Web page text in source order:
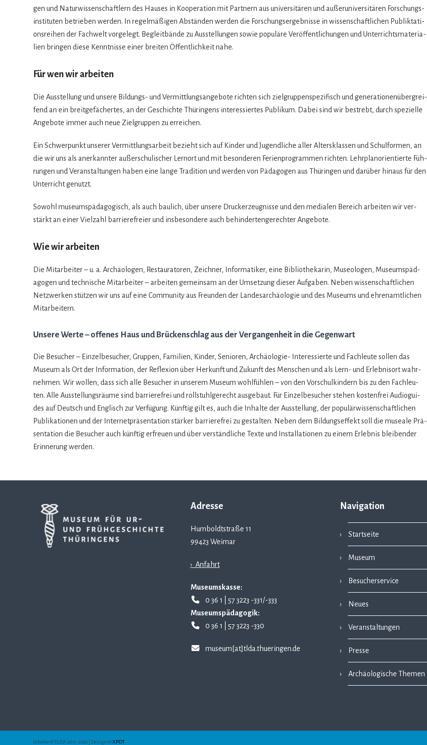
gen und Natur­wis­sen­schaft­lern des Hau­ses in Koope­ra­tion mit Part­nern aus uni­ver­si­tä­ren und außer­uni­ver­si­tä­ren For­schungs­
in­sti­tu­ten betrie­ben wer­den. In regel­mä­ßi­gen Abstän­den wer­den die For­schungs­er­geb­nisse in wis­sen­schaft­li­chen Publik­ta­ti­
ons­rei­hen der Fach­welt vor­ge­legt. Begleit­bände zu Aus­stel­lun­gen sowie popu­läre Ver­öf­fent­li­chun­gen und Unter­richts­ma­te­ria­
lien brin­gen diese Kennt­nisse einer brei­ten Öffent­lich­keit nahe.
Für wen wir arbeiten
Die Aus­stel­lung und unsere Bil­dungs- und Ver­mitt­lungs­an­ge­bote rich­ten sich ziel­grup­pen­spe­zi­fisch und gene­ra­tio­nen­über­grei­
fend an ein breit­ge­fä­cher­tes, an der Geschichte Thü­rin­gens inter­es­sier­tes Publi­kum. Dabei sind wir bestrebt, durch spe­zi­elle
Ange­bote immer auch neue Ziel­grup­pen zu erreichen.
Ein Schwer­punkt unse­rer Ver­mitt­lungs­ar­beit bezieht sich auf Kin­der und Jugend­li­che aller Alters­klas­sen und Schul­for­men, an
die wir uns als aner­kann­ter außer­schu­li­scher Lern­ort und mit beson­de­ren Feri­en­pro­gram­men rich­ten. Lehr­plan­ori­en­tierte Füh­
run­gen und Ver­an­stal­tun­gen haben eine lange Tra­di­tion und wer­den von Päd­ago­gen aus Thü­rin­gen und dar­über hin­aus für den
Unter­richt genutzt.
Sowohl muse­ums­päd­ago­gisch, als auch bau­lich, über unsere Druckerzeug­nisse und den media­len Bereich arbei­ten wir ver­
stärkt an einer Viel­zahl bar­rie­re­freier und ins­be­son­dere auch behin­der­ten­ge­rech­ter Angebote.
Wie wir arbeiten
Die Mit­ar­bei­ter – u. a. Archäo­lo­gen, Restau­ra­to­ren, Zeich­ner, Infor­ma­ti­ker, eine Biblio­the­ka­rin, Museo­lo­gen, Muse­ums­päd­
ago­gen und tech­ni­sche Mit­ar­bei­ter – arbei­ten gemein­sam an der Umset­zung die­ser Auf­ga­ben. Neben wis­sen­schaft­li­chen
Netz­wer­ken stüt­zen wir uns auf eine Com­mu­nity aus Freun­den der Lan­des­ar­chäo­lo­gie und des Muse­ums und ehren­amt­li­chen
Mitarbeitern.
Unsere Werte – offenes Haus und Brückenschlag aus der Vergangenheit in die Gegenwart
Die Besu­cher – Ein­zel­be­su­cher, Grup­pen, Fami­lien, Kin­der, Senio­ren, Archäo­lo­gie- Inter­es­sierte und Fach­leute sol­len das
Museum als Ort der Infor­ma­tion, der Refle­xion über Her­kunft und Zukunft des Men­schen und als Lern- und Erleb­nis­ort wahr­
neh­men. Wir wol­len, dass sich alle Besu­cher in unse­rem Museum wohl­füh­len – von den Vor­schul­kin­dern bis zu den Fach­leu­
ten. Alle Aus­stel­lungs­räume sind bar­rie­re­frei und roll­stuhl­ge­recht aus­ge­baut. Für Ein­zel­be­su­cher ste­hen kos­ten­frei Audio­gui­
des auf Deutsch und Eng­lisch zur Ver­fü­gung. Künf­tig gilt es, auch die Inhalte der Aus­stel­lung, der popu­lär­wis­sen­schaft­li­chen
Publi­ka­tio­nen und der Inter­net­prä­sen­ta­tion stär­ker bar­rie­re­frei zu gestal­ten. Neben dem Bil­dungs­ef­fekt soll die museale Prä­
sen­ta­tion die Besu­cher auch künf­tig erfreuen und über ver­ständ­li­che Texte und Instal­la­tio­nen zu einem Erleb­nis blei­ben­der
Erin­ne­rung werden.
Adresse
Humboldtstraße 11
99423 Weimar
› Anfahrt
Museumskasse:
0 36 1 | 57 3223 -331/-333
Museumspädagogik:
0 36 1 | 57 3223 -330
museum[at]tlda.thueringen.de
Navigation
Startseite
Museum
Besucherservice
Neues
Veranstaltungen
Presse
Archäologische Themen
Inhalte © TLDA 2015–2026 | Design ©XPDT